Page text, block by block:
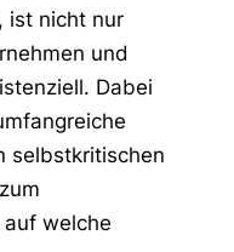
ist nicht nur
und
Dabei
selbstkritischen
welche